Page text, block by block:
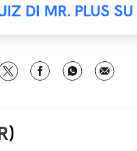
DI MR. PLUS SU
)